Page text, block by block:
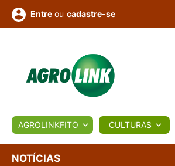
BIOLÓGICOS COTAÇÕES
Entre ou cadastre-se
AGROLINKFITO CULTURAS
NOTÍCIAS